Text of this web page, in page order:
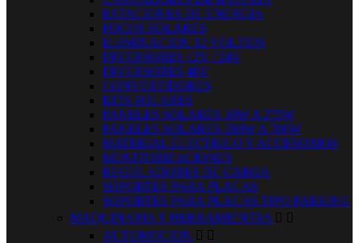
ESTACIONES DE ENERGIA
FOCOS SOLARES
ILUMINACION 12 VOLTIOS
INVERSORES 12V / 24V
INVERSORES 48V
CONVERTIDORES
KITS SOLARES
PANELES SOLARES 30W A 275W
PANELES SOLARES 280W A 700W
MATERIAL ELECTRICO Y ACCESORIOS
MONITORIZACIONES
REGULADORES DE CARGA
SOPORTES PARA PLACAS
SOPORTES PARA PLACAS TIPO PARKING
MAQUINARIA Y HERRAMIENTAS  
AUTOMOCION  